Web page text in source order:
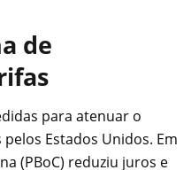
de
para atenuar o
Estados Unidos. Em
(PBoC) reduziu juros e